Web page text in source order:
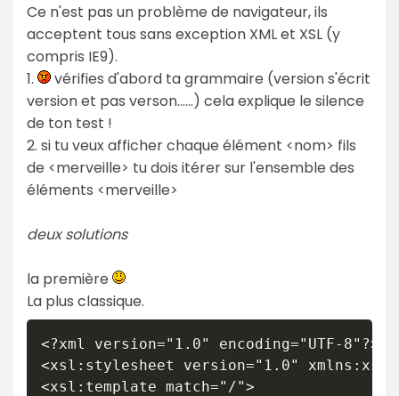
Ce n'est pas un problème de navigateur, ils
acceptent tous sans exception XML et XSL (y
compris IE9).
1.
vérifies d'abord ta grammaire (version s'écrit
version et pas verson......) cela explique le silence
de ton test !
2. si tu veux afficher chaque élément <nom> fils
de <merveille> tu dois itérer sur l'ensemble des
éléments <merveille>
deux solutions
la première
La plus classique.
<?xml version="1.0" encoding="UTF-8"?>
<xsl:stylesheet version="1.0"
<xsl:template match="/">